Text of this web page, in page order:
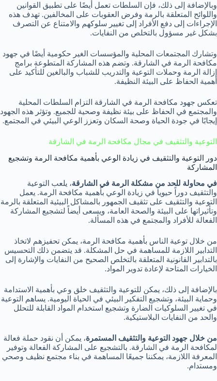
وبالإضافة إلى ذلك، فإن السلطات تعمل أيضًا على تطبيق القوانين
واللوائح المتعلقة بالرمة وفرض العقوبات على المخالفين. تهدف هذه
الإجراءات إلى دفع الأفراد إلى تغيير سلوكهم والامتناع عن التصرف
بشكل غير مسؤول بالتخلص من النفايات.
وتشارك المجتمعات المحلية والمؤسسات الغير حكومية أيضًا في جهود
مكافحة الرمة في الشارقة. وتضم هذه المشاركة المتطوعة برامج
إزالة الرمة وحملات التوعية والتدريب للشباب والبالغين للتأكيد على
أهمية الحفاظ على البيئة النظيفة.
تعكس جهود مكافحة الرمة في الشارقة التزام السلطات المحلية
والمجتمع في الحفاظ على بيئة نظيفة وصحية للجميع. وتؤثر هذه الجهود
إيجابًا في جودة الحياة وصحة السكان وتعزز الوعي البيئي في المجتمع.
التوعية والتثقيف في مجال مكافحة الرمة في الشارقة
دور التوعية والتثقيف في زيادة الوعي بأهمية مكافحة الرمة وتشجيع
المشاركة
في محاولة للحد من مشكلة الرمة في الشارقة، يلعب التوعية
والتثقيف دوراً حيوياً في زيادة الوعي بأهمية مكافحة الرمة. يعمل
التوعية والتثقيف على تثقيف الجمهور بالمشاكل البيئية المتعلقة بالرمة
وتأثيراتها على البيئة والصحة العامة، ويسعى أيضاً لتشجيع المشاركة
الفعالة للأفراد والمجتمع في هذه المسألة.
من خلال توعية الناس بأهمية مكافحة الرمة، يمكن تحفيزهم لاتخاذ
التدابير اللازمة للمساهمة في حل المشكلة. قد يتضمن ذلك التحسيس
بالتدابير القانونية المتعلقة بالتخلص الصحيح من النفايات والإشارة إلى
الخيارات المتاحة لإعادة تدوير المواد.
بالإضافة إلى ذلك، يمكن للتوعية والتثقيف خلق وعي بأهمية الاستدامة
وحماية البيئة، وتشجيع التفكير البيئي في الحياة اليومية. يساهم التوعية
في تغيير السلوكيات الضارة وتشجيع استخدام المواد القابلة للتحلل
والحد من النفايات البلاستيكية.
من خلال جهود التوعية والتثقيف المستمرة، يمكن أن نقود حملة فعالة
لمكافحة الرمة في الشارقة. بالتشجيع على المشاركة الفعالة وتوفير
المعرفة اللازمة، يمكننا جميعًا المساهمة في بناء مجتمع نظيف وصحي
ومستدام.